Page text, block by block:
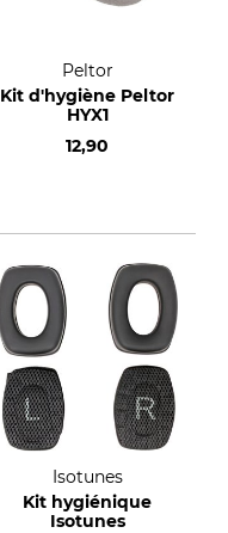
Peltor
Kit d'hygiène Peltor
HYX1
12,90
Isotunes
Kit hygiénique
Isotunes